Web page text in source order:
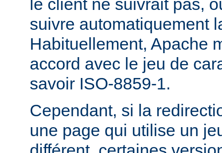
le client ne suivrait pas,
suivre automatiquement
Habituellement, Apache
accord avec le jeu de
savoir ISO-8859-1.
Cependant, si la
une page qui utilise un